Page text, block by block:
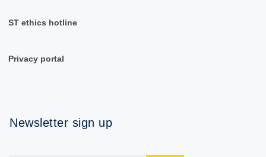
ST ethics hotline
Privacy portal
Newsletter sign up